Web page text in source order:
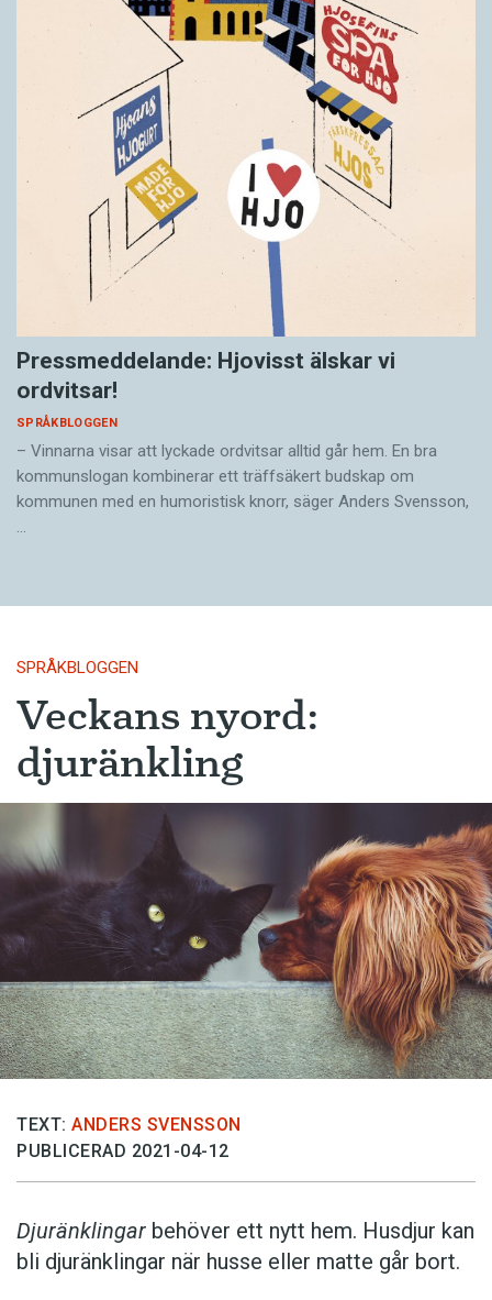
Pressmeddelande: Hjovisst älskar vi
ordvitsar!
SPRÅKBLOGGEN
– Vinnarna visar att lyckade ordvitsar alltid går hem. En bra
kommunslogan kombinerar ett träffsäkert budskap om
kommunen med en humoristisk knorr, säger Anders Svensson,
…
SPRÅKBLOGGEN
Veckans nyord:
djuränkling
TEXT: ANDERS SVENSSON
PUBLICERAD 2021-04-12
Djuränklingar behöver ett nytt hem. Husdjur kan
bli djuränklingar när husse eller matte går bort.